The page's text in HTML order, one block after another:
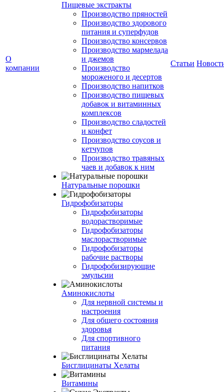
О
компании
Пищевые экстракты
Производство пряностей
Производство здорового
питания и суперфудов
Производство консервов
Производство мармелада
и джемов
Производство
мороженого и десертов
Производство напитков
Производство пищевых
добавок и витаминных
комплексов
Производство сладостей
и конфет
Производство соусов и
кетчупов
Производство травяных
чаев и добавок к ним
Натуральные порошки
Гидрофобизаторы
Гидрофобизаторы
водорастворимые
Гидрофобизаторы
маслорастворимые
Гидрофобизаторы
рабочие растворы
Гидрофобизирующие
эмульсии
Аминокислоты
Для нервной системы и
настроения
Для общего состояния
здоровья
Для спортивного
питания
Бисглицинаты Хелаты
Витамины
Статьи